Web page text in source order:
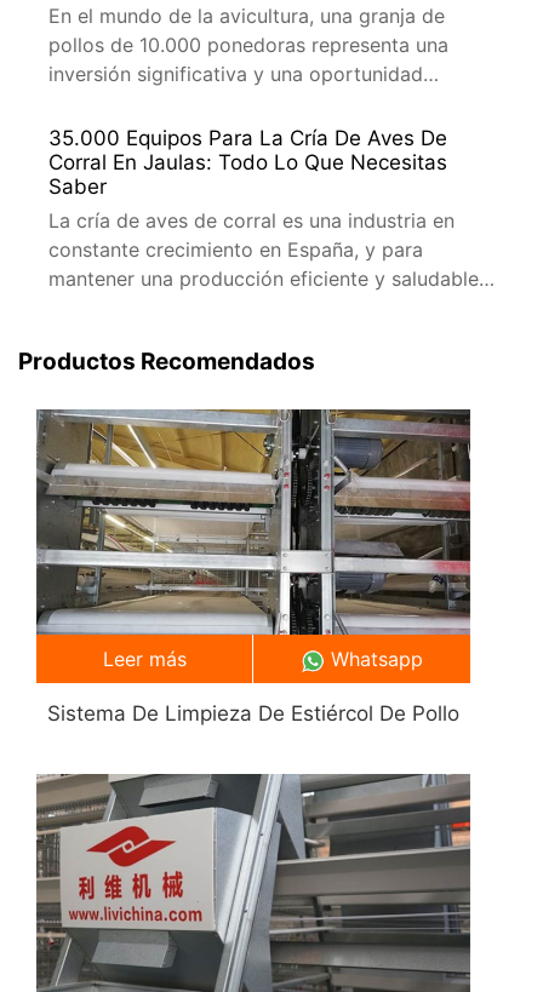
considerable de aves. […]
En el mundo de la avicultura, una granja de
pollos de 10.000 ponedoras representa una
inversión significativa y una oportunidad
proporcionaremos toda la información
necesaria sobre cómo encontrar y adquirir una
granja de este tipo en España, asegurando que
tu inversión sea exitosa y rentable. ¿Qué es una
Granja de […]
35.000 Equipos Para La Cría De Aves De
Corral En Jaulas: Todo Lo Que Necesitas
Saber
La cría de aves de corral es una industria en
constante crecimiento en España, y para
mantener una producción eficiente y saludable,
información necesaria sobre los 35.000 equipos
esenciales en […]
Productos Recomendados
Sistema De Limpieza De Estiércol De Pollo
Leer más Whatsapp